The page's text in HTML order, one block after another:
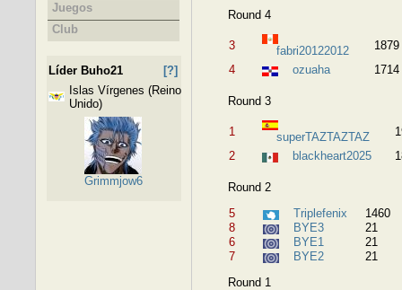
Juegos
Club
Líder Buho21
[?]
Islas Vírgenes (Reino
Unido)
Grimmjow6
Round 4
3 fabri20122012
1879
4
ozuaha 1714
Round 3
1 superTAZTAZTAZ
2
blackheart2025
Round 2
5
Triplefenix
1460
8
BYE3
21
6
BYE1
21
7
BYE2
21
Round 1